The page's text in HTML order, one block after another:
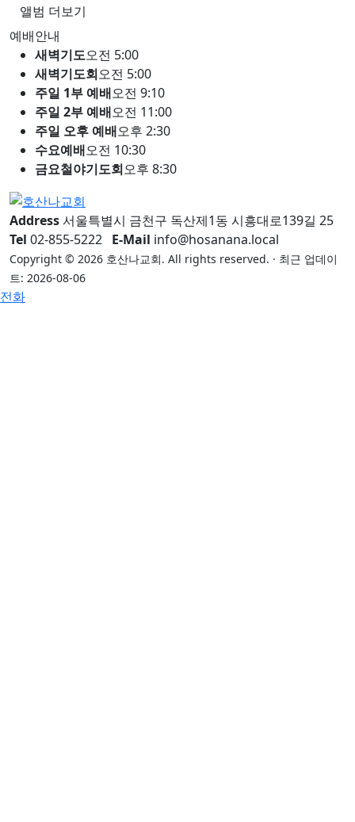
앨범 더보기
예배안내
새벽기도오전 5:00
새벽기도회오전 5:00
주일 1부 예배오전 9:10
주일 2부 예배오전 11:00
주일 오후 예배오후 2:30
수요예배오전 10:30
금요철야기도회오후 8:30
Address서울특별시 금천구 독산제1동 시흥대로139길 25
Tel 02-855-5222 E-Mail info@hosanana.local
Copyright © 2026 호산나교회. All rights reserved. · 최근 업데이
트: 2026-08-06
전화